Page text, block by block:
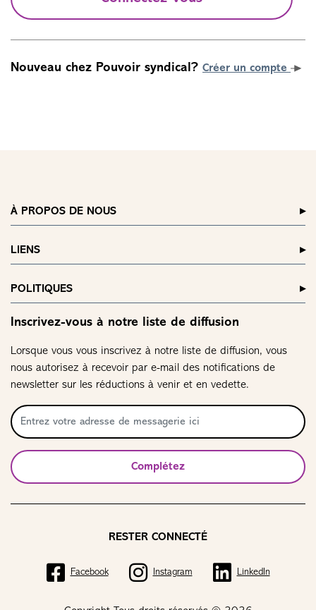
Nouveau chez Pouvoir syndical? Créer un compte
À PROPOS DE NOUS
LIENS
POLITIQUES
Inscrivez-vous à notre liste de diffusion
Lorsque vous vous inscrivez à notre liste de diffusion, vous
nous autorisez à recevoir par e-mail des notifications de
newsletter sur les réductions à venir et en vedette.
Complétez
RESTER CONNECTÉ
Facebook Instagram LinkedIn